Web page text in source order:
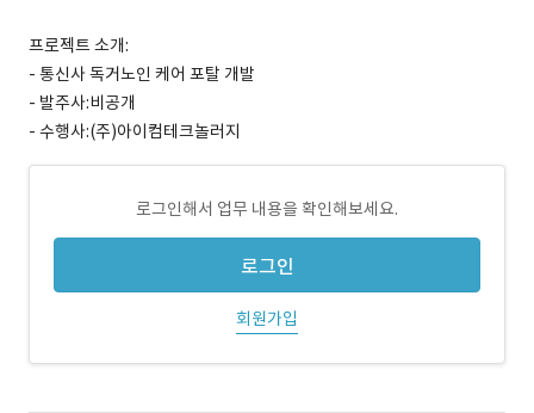
프로젝트 소개:
- 통신사 독거노인 케어 포탈 개발
- 발주사:비공개
- 수행사:(주)아이컴테크놀러지
로그인해서 업무 내용을 확인해보세요.
로그인
회원가입